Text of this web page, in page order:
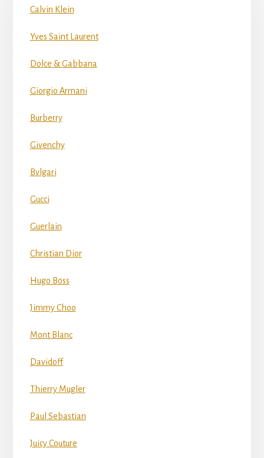
Calvin Klein
Yves Saint Laurent
Dolce & Gabbana
Giorgio Armani
Burberry
Givenchy
Bvlgari
Gucci
Guerlain
Christian Dior
Hugo Boss
Jimmy Choo
Mont Blanc
Davidoff
Thierry Mugler
Paul Sebastian
Juicy Couture